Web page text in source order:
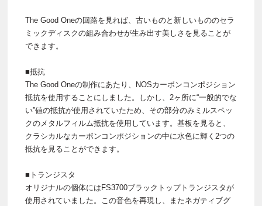
The Good Oneの回路を見れば、古いものと新しいもののセラ
ミックディスクの組み合わせが生み出す美しさを見ることが
できます。
■抵抗
The Good Oneの制作にあたり、NOSカーボンコンポジション
抵抗を使用することにしました。しかし、2ヶ所に“一般的でな
い”値の抵抗が使用されていたため、その部分のみミルスペッ
クのメタルフィルム抵抗を使用しています。基板を見ると、
クラシカルなカーボンコンポジションの中に水色に輝く2つの
抵抗を見ることができます。
■トランジスタ
オリジナルの個体にはFS3700ブラックトップトランジスタが
使用されていました。この音色を再現し、またネガティブグ